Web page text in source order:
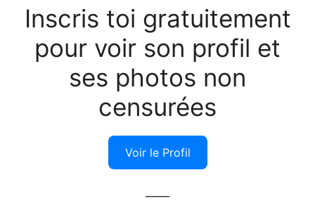
Inscris toi gratuitement
pour voir son profil et
ses photos non
censurées
Voir le Profil
——